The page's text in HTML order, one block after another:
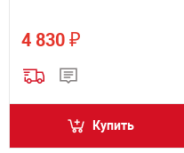
4 830 ₽
Купить